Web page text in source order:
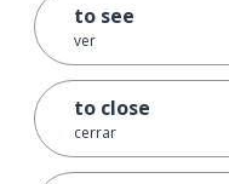
to see
ver
to close
cerrar